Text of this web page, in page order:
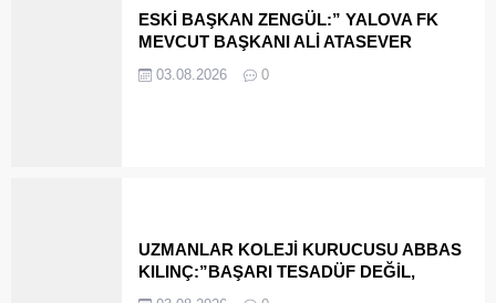
ESKİ BAŞKAN ZENGÜL:” YALOVA FK
MEVCUT BAŞKANI ALİ ATASEVER
YERİNE GETİRİLMEDİ”
03.08.2026 0
UZMANLAR KOLEJİ KURUCUSU ABBAS
KILINÇ:”BAŞARI TESADÜF DEĞİL,